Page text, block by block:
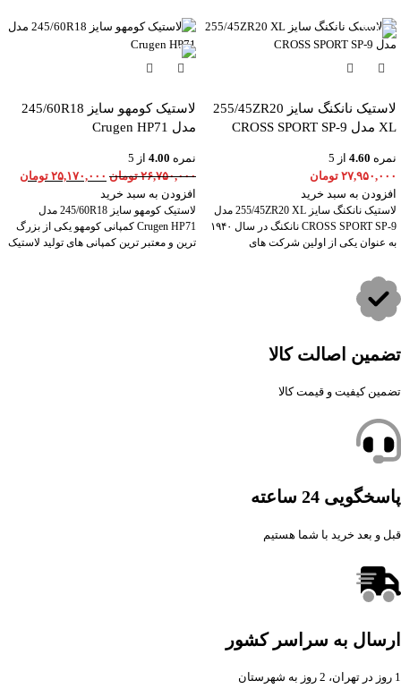
لاستیک نانکنگ سایز 255/45ZR20
XL مدل CROSS SPORT SP-9
نمره 4.60 از 5
۲۷,۹۵۰,۰۰۰ تومان
افزودن به سبد خرید
لاستیک نانکنگ سایز 255/45ZR20 XL مدل
CROSS SPORT SP-9 نانکنگ در سال ۱۹۴۰
به عنوان یکی از اولین شرکت های
-6%
لاستیک کومهو سایز 245/60R18
مدل Crugen HP71
نمره 4.00 از 5
۲۶,۷۵۰,۰۰۰ تومان ۲۵,۱۷۰,۰۰۰ تومان
افزودن به سبد خرید
لاستیک کومهو سایز 245/60R18 مدل
Crugen HP71 کمپانی کومهو یکی از بزرگ
ترین و معتبر ترین کمپانی های تولید لاستیک
تضمین اصالت کالا
تضمین کیفیت و قیمت کالا
پاسخگویی 24 ساعته
قبل و بعد خرید با شما هستیم
ارسال به سراسر کشور
1 روز در تهران، 2 روز به شهرستان